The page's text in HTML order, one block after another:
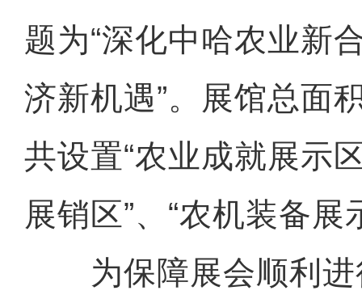
题为“深化中哈农业新
济新机遇”。展馆总面
共设置“农业成就展示
展销区”、“农机装备展
为保障展会顺利进